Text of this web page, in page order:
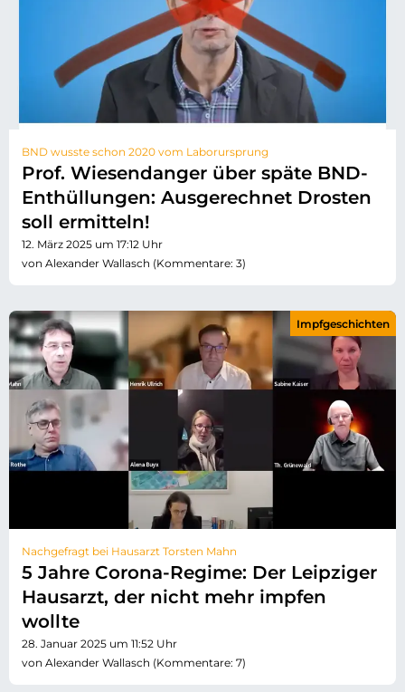
BND wusste schon 2020 vom Laborursprung
Prof. Wiesendanger über späte BND-
Enthüllungen: Ausgerechnet Drosten
soll ermitteln!
12. März 2025 um 17:12 Uhr
von Alexander Wallasch (Kommentare: 3)
Nachgefragt bei Hausarzt Torsten Mahn
5 Jahre Corona-Regime: Der Leipziger
Hausarzt, der nicht mehr impfen
wollte
28. Januar 2025 um 11:52 Uhr
von Alexander Wallasch (Kommentare: 7)
Impfgeschichten